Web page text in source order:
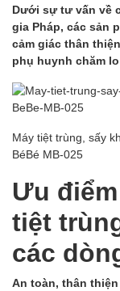
Dưới sự tư vấn về
gia Pháp, các sản
cảm giác thân
phụ huynh chăm
Máy tiệt trùng, sấy
BéBé MB-025
Ưu
tiệt
các
An toàn, thân